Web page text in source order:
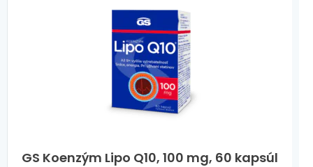
GS Koenzým Lipo Q10, 100 mg, 60 kapsúl